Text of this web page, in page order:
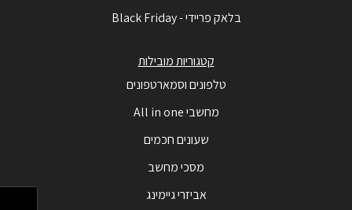
בלאק פריידי - Black Friday
קטגוריות מובילות
טלפונים וסמארטפונים
מחשבי All in one
שעונים חכמים
מסכי מחשב
אביזרי גיימינג